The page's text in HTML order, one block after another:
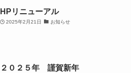
HPリニューアル
2025年2月21日 お知らせ
２０２５年 謹賀新年